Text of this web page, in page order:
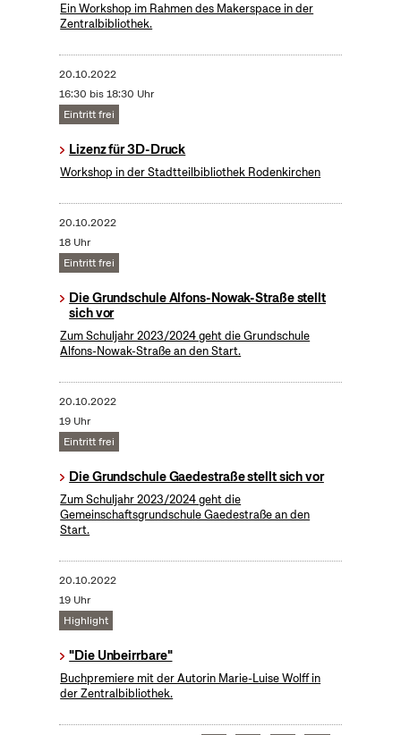
Ein Workshop im Rahmen des Makerspace in der
Zentralbibliothek.
20.10.2022
16:30 bis 18:30 Uhr
Eintritt frei
Lizenz für 3D-Druck
Workshop in der Stadtteilbibliothek Rodenkirchen
20.10.2022
18 Uhr
Eintritt frei
Die Grundschule Alfons-Nowak-Straße stellt
sich vor
Zum Schuljahr 2023/2024 geht die Grundschule
Alfons-Nowak-Straße an den Start.
20.10.2022
19 Uhr
Eintritt frei
Die Grundschule Gaedestraße stellt sich vor
Zum Schuljahr 2023/2024 geht die
Gemeinschaftsgrundschule Gaedestraße an den
Start.
20.10.2022
19 Uhr
Highlight
"Die Unbeirrbare"
Buchpremiere mit der Autorin Marie-Luise Wolff in
der Zentralbibliothek.